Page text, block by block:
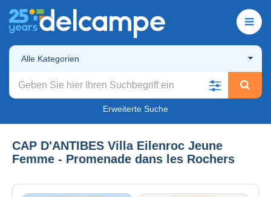
Alle Kategorien
Erweiterte Suche
CAP D'ANTIBES Villa Eilenroc Jeune
Femme - Promenade dans les Rochers